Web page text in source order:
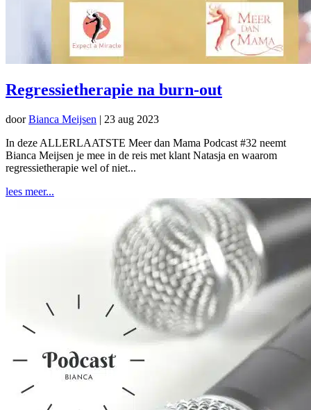
Regressietherapie na burn-out
doorBianca Meijsen | 23 aug 2023
In deze ALLERLAATSTE Meer dan Mama Podcast #32 neemt
Bianca Meijsen je mee in de reis met klant Natasja en waarom
regressietherapie wel of niet...
lees meer...